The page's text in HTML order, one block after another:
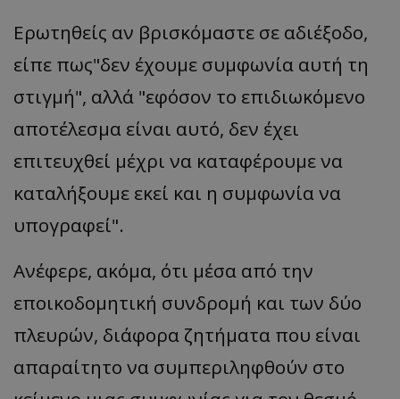
Ερωτηθείς αν βρισκόμαστε σε αδιέξοδο,
είπε πως"δεν έχουμε συμφωνία αυτή τη
στιγμή", αλλά "εφόσον το επιδιωκόμενο
αποτέλεσμα είναι αυτό, δεν έχει
επιτευχθεί μέχρι να καταφέρουμε να
καταλήξουμε εκεί και η συμφωνία να
υπογραφεί".
Ανέφερε, ακόμα, ότι μέσα από την
εποικοδομητική συνδρομή και των δύο
πλευρών, διάφορα ζητήματα που είναι
απαραίτητο να συμπεριληφθούν στο